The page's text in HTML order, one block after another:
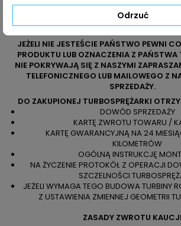
JEŻELI NIE JESTEŚCIE PAŃSTWO PEWNI
PRODUKTU LUB OZNACZENIA Z PAŃSTWA
NIE POKRYWAJĄ SIĘ Z NASZYMI
TELEFONICZNEGO LUB MAILOWEGO Z
SPRZEDAŻY.
DO ZAKUPIONEJ TURBOSPRĘŻARKI
DOWÓD SPRZEDAŻY
KARTĘ ZWROTU TOWARU /
KARTĘ GWARANCYJNĄ NA 24
KILOMETRÓW
OGÓLNĄ INSTRUKCJĘ
NA ŻYCZENIE PROTOKÓŁ Z OPERACJI
SZCZELNOŚCI
JEŻELI WYMAGA TEGO BUDOWA TURBINY
Z USTAWIENIA ZMIENNEJ GEOMETRII
ZASADY ZWROTU KAUCJI
Odrzuć